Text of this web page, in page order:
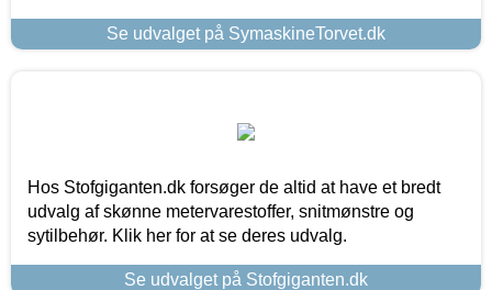
Se udvalget på SymaskineTorvet.dk
Hos Stofgiganten.dk forsøger de altid at have et bredt
udvalg af skønne metervarestoffer, snitmønstre og
sytilbehør. Klik her for at se deres udvalg.
Se udvalget på Stofgiganten.dk